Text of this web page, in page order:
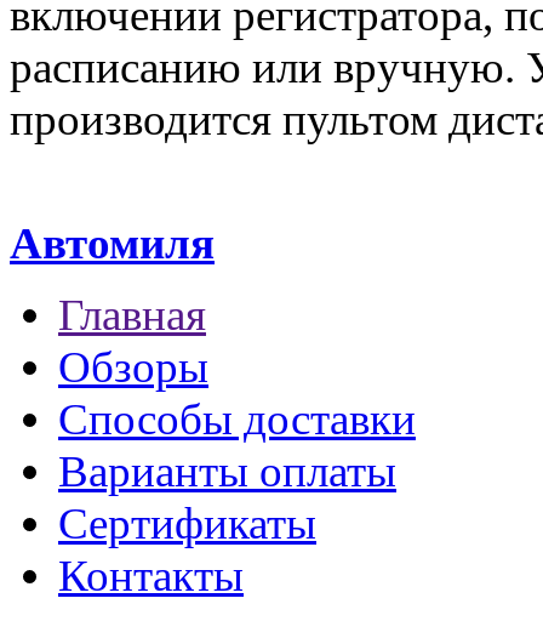
включении регистратора,
расписанию или вручную.
производится пультом
Автомиля
Главная
Обзоры
Способы доставки
Варианты оплаты
Сертификаты
Контакты